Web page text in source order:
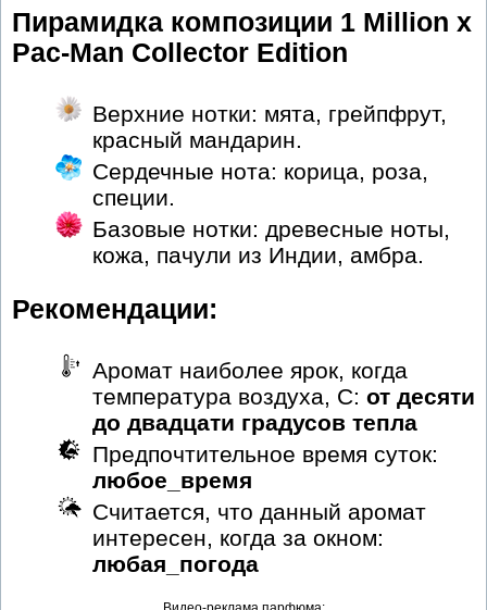
Пирамидка композиции 1 Million x
Pac-Man Collector Edition
Верхние нотки: мята, грейпфрут,
красный мандарин.
Сердечные нота: корица, роза,
специи.
Базовые нотки: древесные ноты,
кожа, пачули из Индии, амбра.
Рекомендации:
Аромат наиболее ярок, когда
температура воздуха, С: от десяти
до двадцати градусов тепла
Предпочтительное время суток:
любое_время
Считается, что данный аромат
интересен, когда за окном:
любая_погода